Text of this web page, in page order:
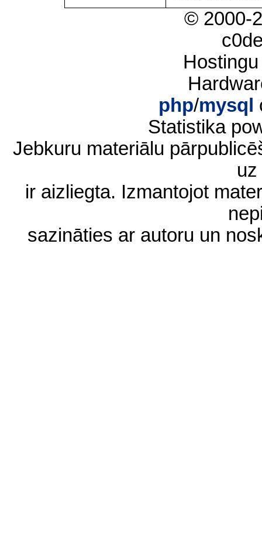
© 2000-
php/mysql
Statistika
Jebkuru materiālu
ir aizliegta. Izmantojot
sazināties ar autoru un